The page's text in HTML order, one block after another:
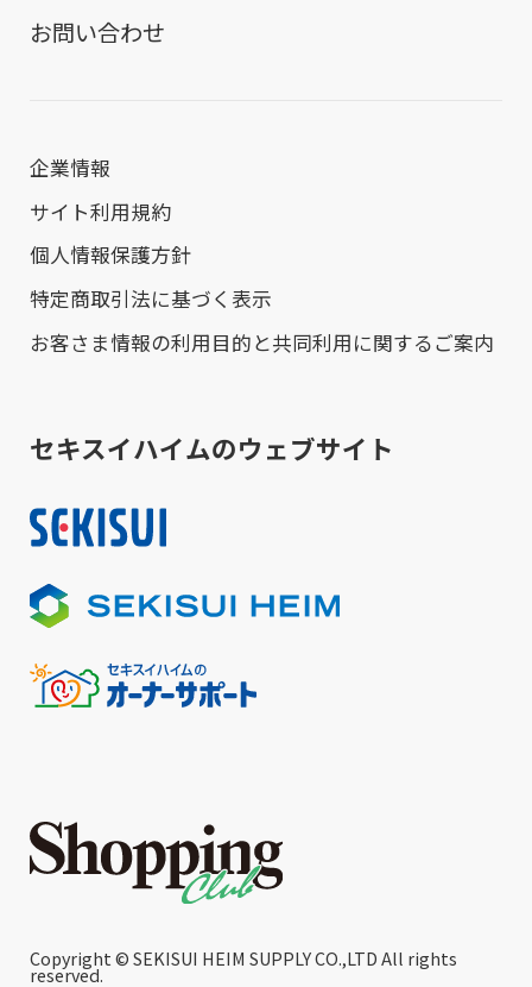
お問い合わせ
企業情報
サイト利用規約
個人情報保護方針
特定商取引法に基づく表示
お客さま情報の利用目的と共同利用に関するご案内
セキスイハイムのウェブサイト
Copyright © SEKISUI HEIM SUPPLY CO.,LTD All rights
reserved.